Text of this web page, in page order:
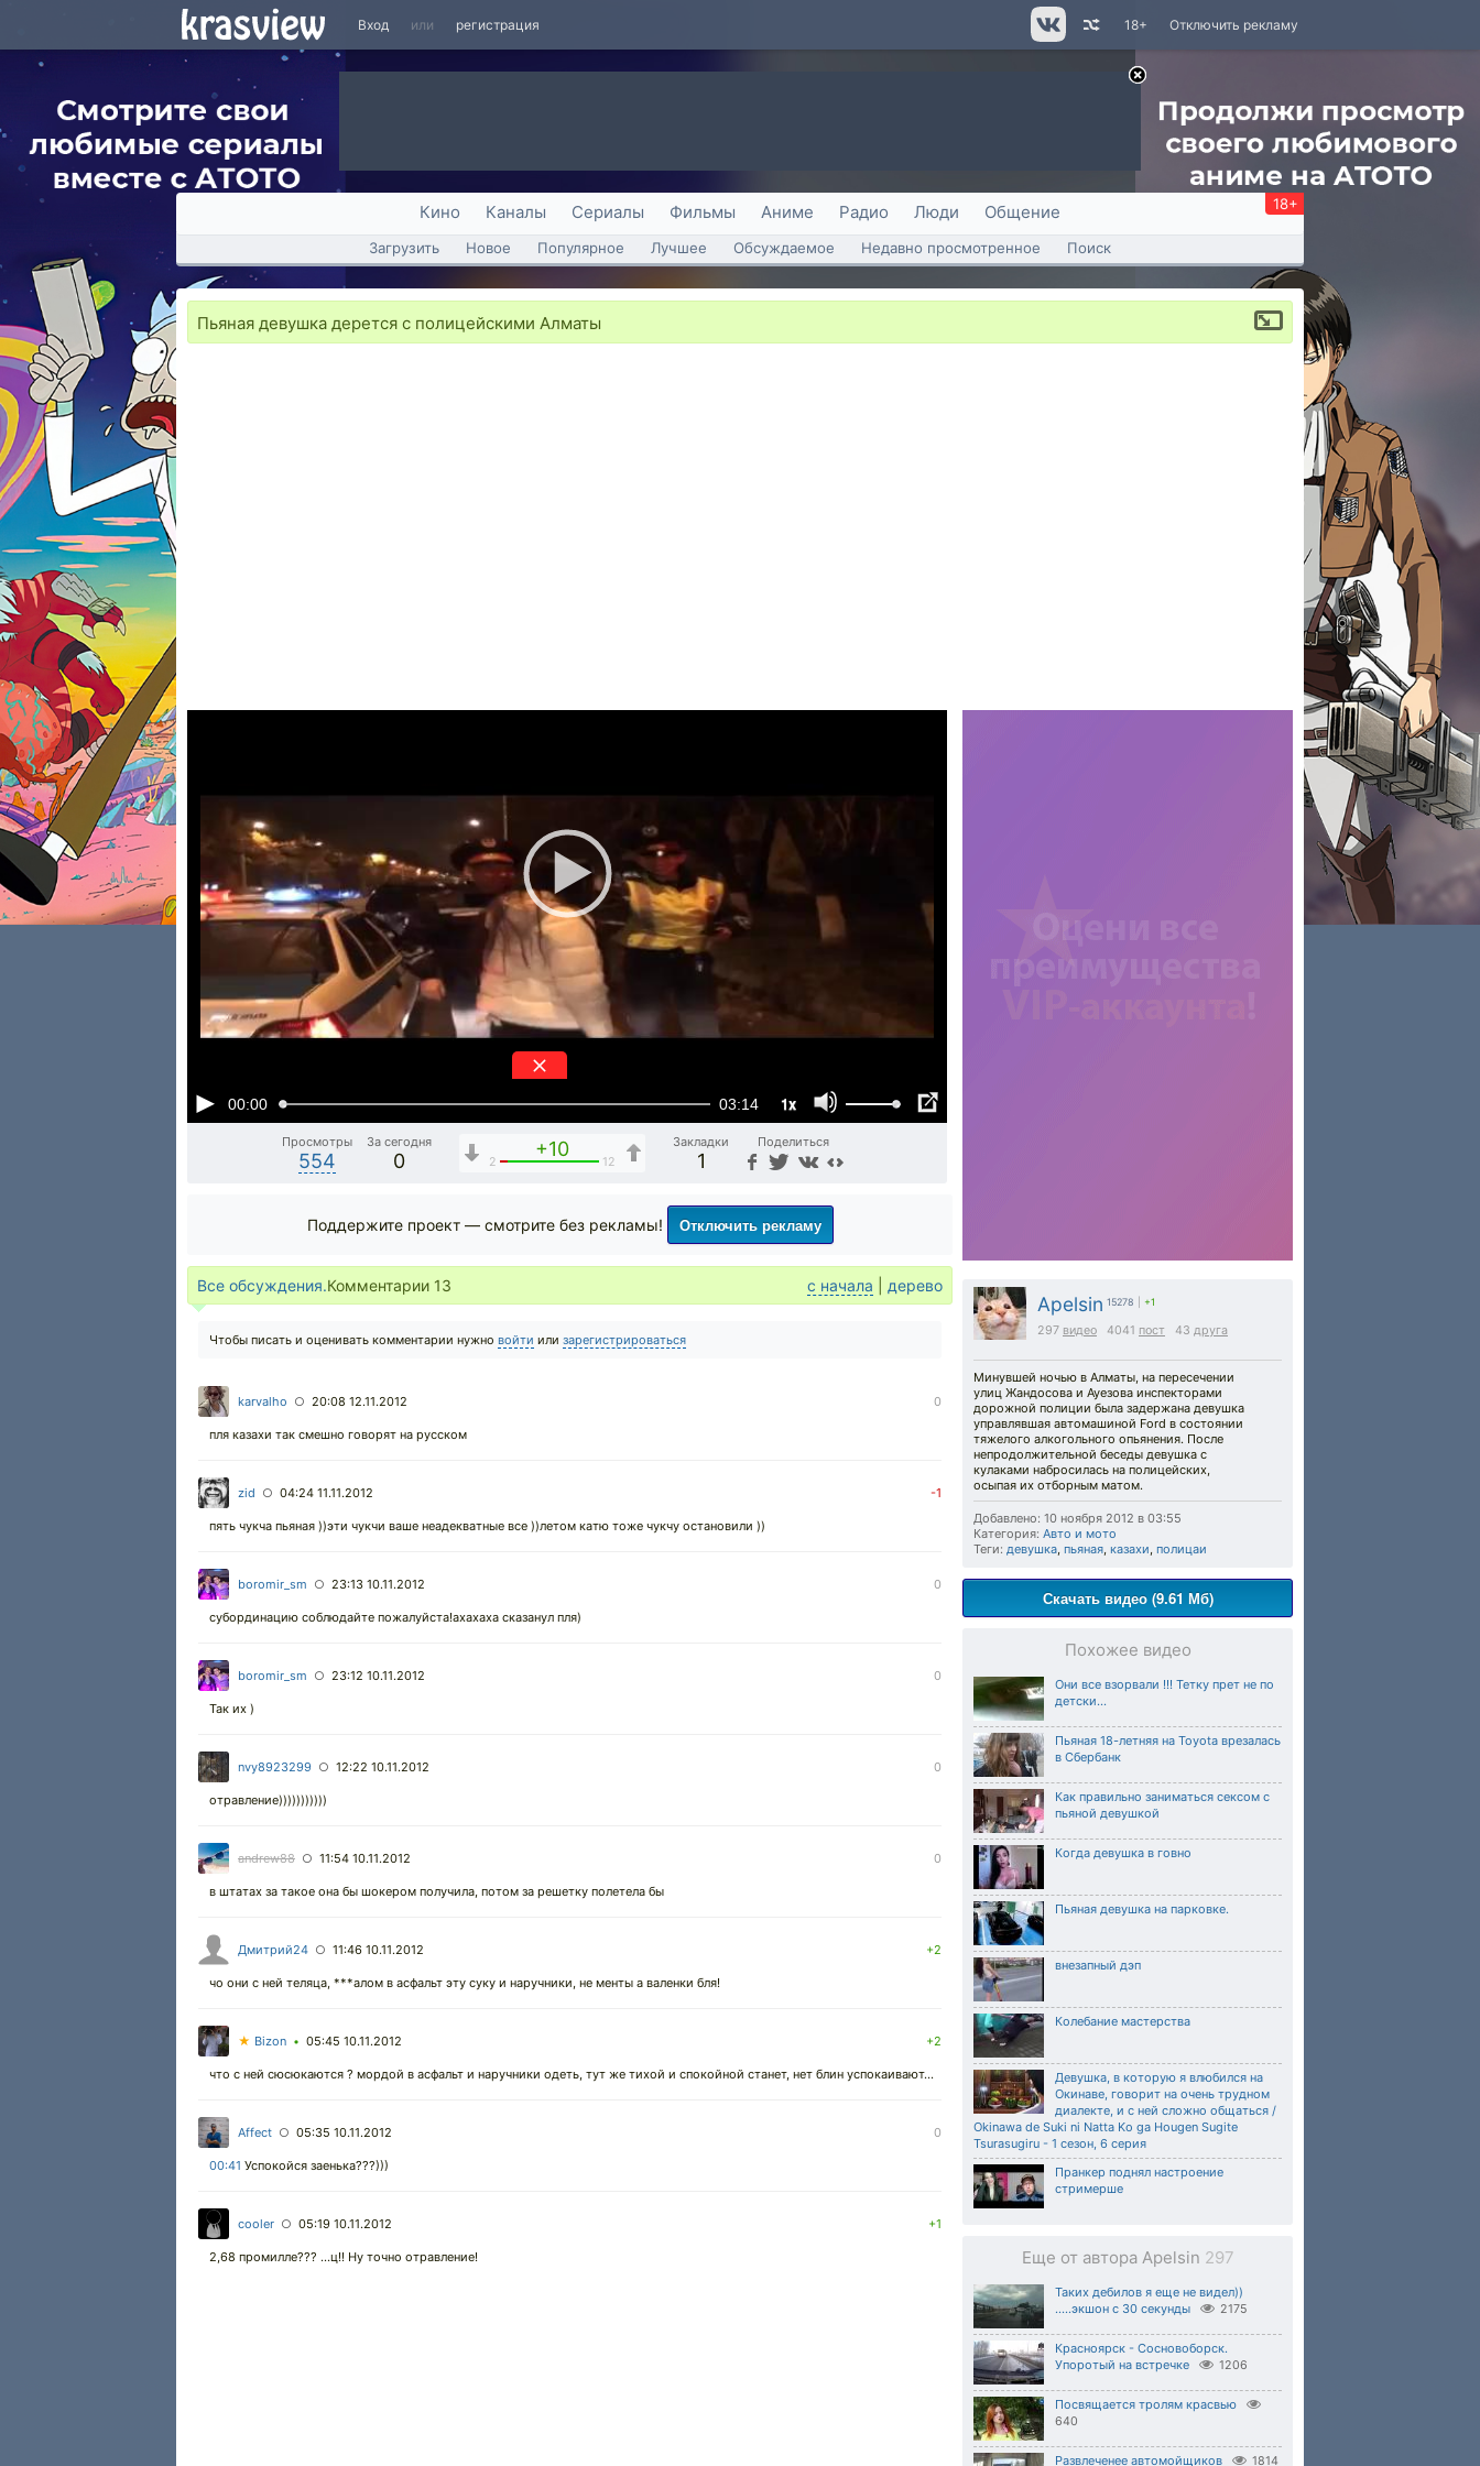
Вход или регистрация Отключить рекламу
18+
Кино Каналы Сериалы Фильмы Аниме Радио Люди Общение 18+
Загрузить Новое Популярное Лучшее Обсуждаемое Недавно просмотренное Поиск
Пьяная девушка дерется с полицейскими Алматы
00:00 03:14 1x
Просмотры
554
За сегодня
0
+10
2 12
Закладки
1
Поделиться
Apelsin 15278 +1
297 видео 4041 пост 43 друга
Минувшей ночью в Алматы, на пересечении
улиц Жандосова и Ауезова инспекторами
дорожной полиции была задержана девушка
управлявшая автомашиной Ford в состоянии
тяжелого алкогольного опьянения. После
непродолжительной беседы девушка с
кулаками набросилась на полицейских,
осыпая их отборным матом.
Добавлено: 10 ноября 2012 в 03:55
Категория: Авто и мото
Теги: девушка, пьяная, казахи, полицаи
Скачать видео (9.61 Мб)
Похожее видео
Они все взорвали !!! Тетку прет не по
детски...
Пьяная 18-летняя на Toyota врезалась
в Сбербанк
Как правильно заниматься сексом с
пьяной девушкой
Когда девушка в говно
Пьяная девушка на парковке.
внезапный дэп
Колебание мастерства
Девушка, в которую я влюбился на
Окинаве, говорит на очень трудном
диалекте, и с ней сложно общаться /
Okinawa de Suki ni Natta Ko ga Hougen Sugite
Tsurasugiru - 1 сезон, 6 серия
Пранкер поднял настроение
стримерше
Еще от автора Apelsin 297
Таких дебилов я еще не видел))
.....экшон с 30 секунды
2175
Красноярск - Сосновоборск.
Упоротый на встречке
1206
Посвящается тролям красвью
640
Развлеченее автомойщиков 1814
Поддержите проект — смотрите без рекламы! Отключить рекламу
Все обсуждения.Комментарии 13 с начала дерево
Чтобы писать и оценивать комментарии нужно войти или зарегистрироваться
karvalho ○ 20:08 12.11.2012 0
пля казахи так смешно говорят на русском
zid ○ 04:24 11.11.2012 -1
пять чукча пьяная ))эти чукчи ваше неадекватные все ))летом катю тоже чукчу остановили ))
boromir_sm ○ 23:13 10.11.2012 0
субординацию соблюдайте пожалуйста!ахахаха сказанул пля)
boromir_sm ○ 23:12 10.11.2012 0
Так их )
nvy8923299 ○ 12:22 10.11.2012 0
отравление)))))))))))
andrew88 ○ 11:54 10.11.2012 0
в штатах за такое она бы шокером получила, потом за решетку полетела бы
Дмитрий24 ○ 11:46 10.11.2012 +2
чо они с ней теляца, ***алом в асфальт эту суку и наручники, не менты а валенки бля!
★ Bizon • 05:45 10.11.2012 +2
что с ней сюсюкаются ? мордой в асфальт и наручники одеть, тут же тихой и спокойной станет, нет блин успокаивают...
Affect ○ 05:35 10.11.2012 0
00:41 Успокойся заенька???)))
cooler ○ 05:19 10.11.2012 +1
2,68 промилле??? ...ц!! Ну точно отравление!